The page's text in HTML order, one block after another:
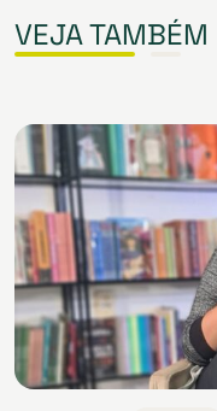
VEJA TAMBÉM